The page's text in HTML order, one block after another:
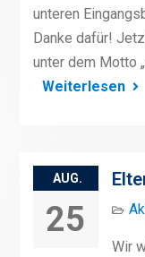
unteren
Danke dafür!
unter dem Motto
Weiterlesen
AUG.
25
Wir